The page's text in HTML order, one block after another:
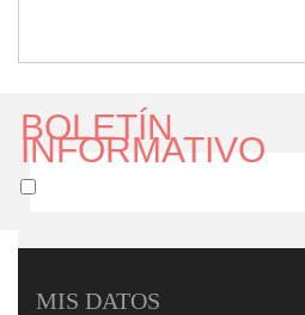
BOLETÍN
INFORMATIVO
MIS DATOS